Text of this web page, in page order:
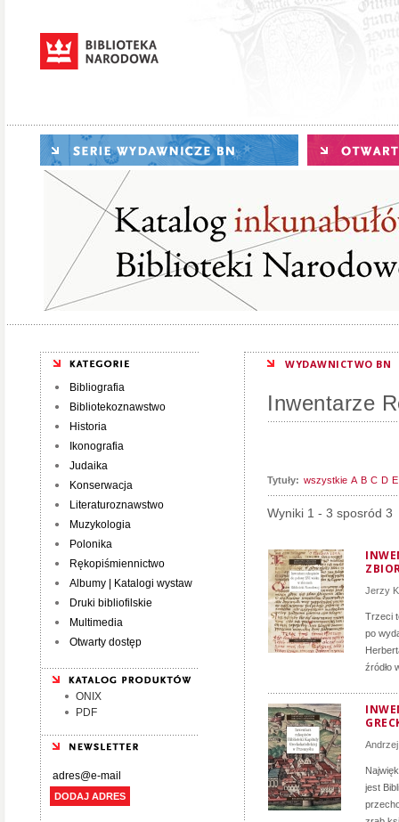
Bibliografia
Bibliotekoznawstwo
Historia
Ikonografia
Judaika
Konserwacja
Literaturoznawstwo
Muzykologia
Polonika
Rękopiśmiennictwo
Albumy | Katalogi wystaw
Druki bibliofilskie
Multimedia
Otwarty dostęp
ONIX
PDF
DODAJ ADRES
WYDAWNICTWO BN
Inwentarze
Tytuły: wszystkie A B C D E
Wyniki 1 - 3 sposród 3
Jerzy
Trzeci
po
źródło
jest